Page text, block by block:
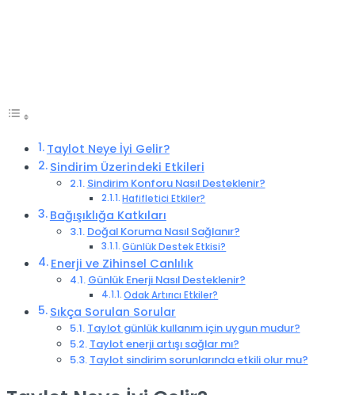
Taylot Neye İyi Gelir?
Sindirim Üzerindeki Etkileri
Sindirim Konforu Nasıl Desteklenir?
Hafifletici Etkiler?
Bağışıklığa Katkıları
Doğal Koruma Nasıl Sağlanır?
Günlük Destek Etkisi?
Enerji ve Zihinsel Canlılık
Günlük Enerji Nasıl Desteklenir?
Odak Artırıcı Etkiler?
Sıkça Sorulan Sorular
Taylot günlük kullanım için uygun mudur?
Taylot enerji artışı sağlar mı?
Taylot sindirim sorunlarında etkili olur mu?